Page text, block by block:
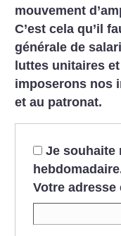
mouvement
C’est cela qu’il
générale de
luttes unitaires
imposerons nos
et au patronat.
Je souhaite
Votre adresse